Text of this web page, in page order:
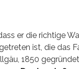
er die richtige
ist, die das
1850